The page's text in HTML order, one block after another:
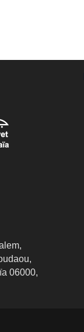
06000,